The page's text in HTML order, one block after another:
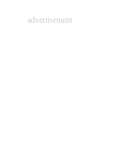
advertisement